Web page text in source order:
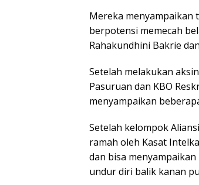
Mereka
berpotensi memecah
Rahakundhini Bakrie
Setelah melakukan
Pasuruan dan KBO
menyampaikan
Setelah kelompok
ramah oleh Kasat
dan bisa
undur diri balik kanan